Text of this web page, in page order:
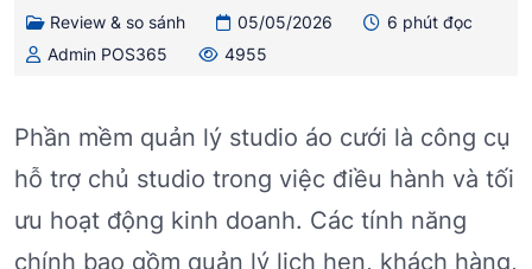
Review & so sánh 05/05/2026
6 phút đọc
Admin POS365
4955
Phần mềm quản lý studio áo cưới là công cụ
hỗ trợ chủ studio trong việc điều hành và tối
ưu hoạt động kinh doanh. Các tính năng
chính bao gồm quản lý lịch hẹn, khách hàng,